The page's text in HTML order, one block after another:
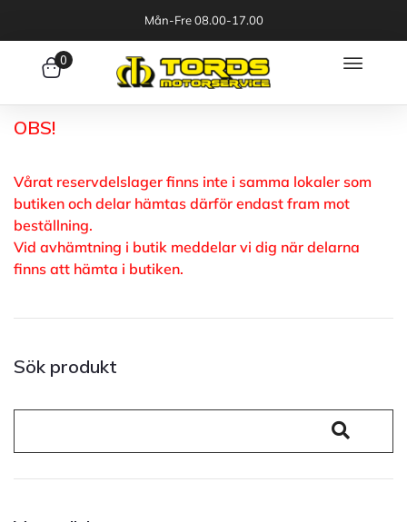
Mån-Fre 08.00-17.00
0
OBS!
Vårat reservdelslager finns inte i samma lokaler som
butiken och delar hämtas därför endast fram mot
beställning.
Vid avhämtning i butik meddelar vi dig när delarna
finns att hämta i butiken.
Sök produkt